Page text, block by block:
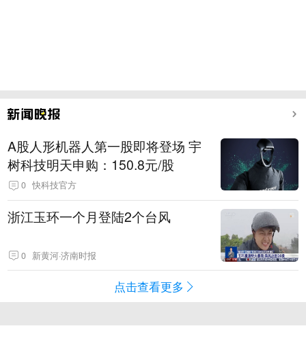
A股人形机器人第一股即将登场 宇
树科技明天申购：150.8元/股
0 快科技官方
浙江玉环一个月登陆2个台风
0 新黄河·济南时报
点击查看更多